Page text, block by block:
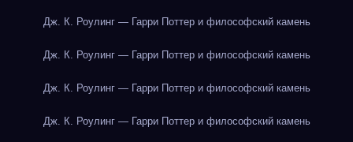
Дж. К. Роулинг — Гарри Поттер и философский камень
Дж. К. Роулинг — Гарри Поттер и философский камень
Дж. К. Роулинг — Гарри Поттер и философский камень
Дж. К. Роулинг — Гарри Поттер и философский камень